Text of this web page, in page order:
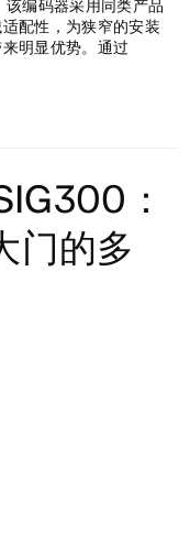
编码器采用同类产品
配性，为狭窄的安装
明显优势。通过
：
门的多